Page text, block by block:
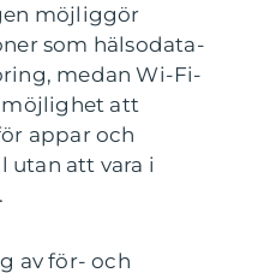
möjliggör
som hälsodata-
medan Wi-Fi-
att
appar och
utan att vara i
av för- och